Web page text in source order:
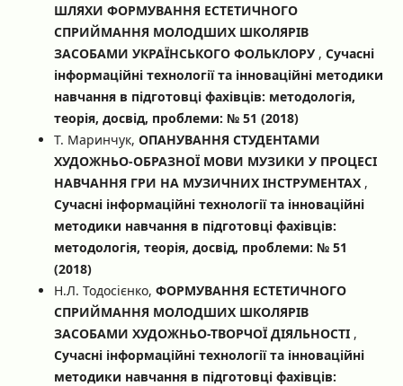
ШЛЯХИ ФОРМУВАННЯ ЕСТЕТИЧНОГО
СПРИЙМАННЯ МОЛОДШИХ ШКОЛЯРІВ
ЗАСОБАМИ УКРАЇНСЬКОГО ФОЛЬКЛОРУ , Сучасні
інформаційні технології та інноваційні методики
навчання в підготовці фахівців: методологія,
теорія, досвід, проблеми: № 51 (2018)
Т. Маринчук, ОПАНУВАННЯ СТУДЕНТАМИ
ХУДОЖНЬО-ОБРАЗНОЇ МОВИ МУЗИКИ У ПРОЦЕСІ
НАВЧАННЯ ГРИ НА МУЗИЧНИХ ІНСТРУМЕНТАХ ,
Сучасні інформаційні технології та інноваційні
методики навчання в підготовці фахівців:
методологія, теорія, досвід, проблеми: № 51
(2018)
Н.Л. Тодосієнко, ФОРМУВАННЯ ЕСТЕТИЧНОГО
СПРИЙМАННЯ МОЛОДШИХ ШКОЛЯРІВ
ЗАСОБАМИ ХУДОЖНЬО-ТВОРЧОЇ ДІЯЛЬНОСТІ ,
Сучасні інформаційні технології та інноваційні
методики навчання в підготовці фахівців: